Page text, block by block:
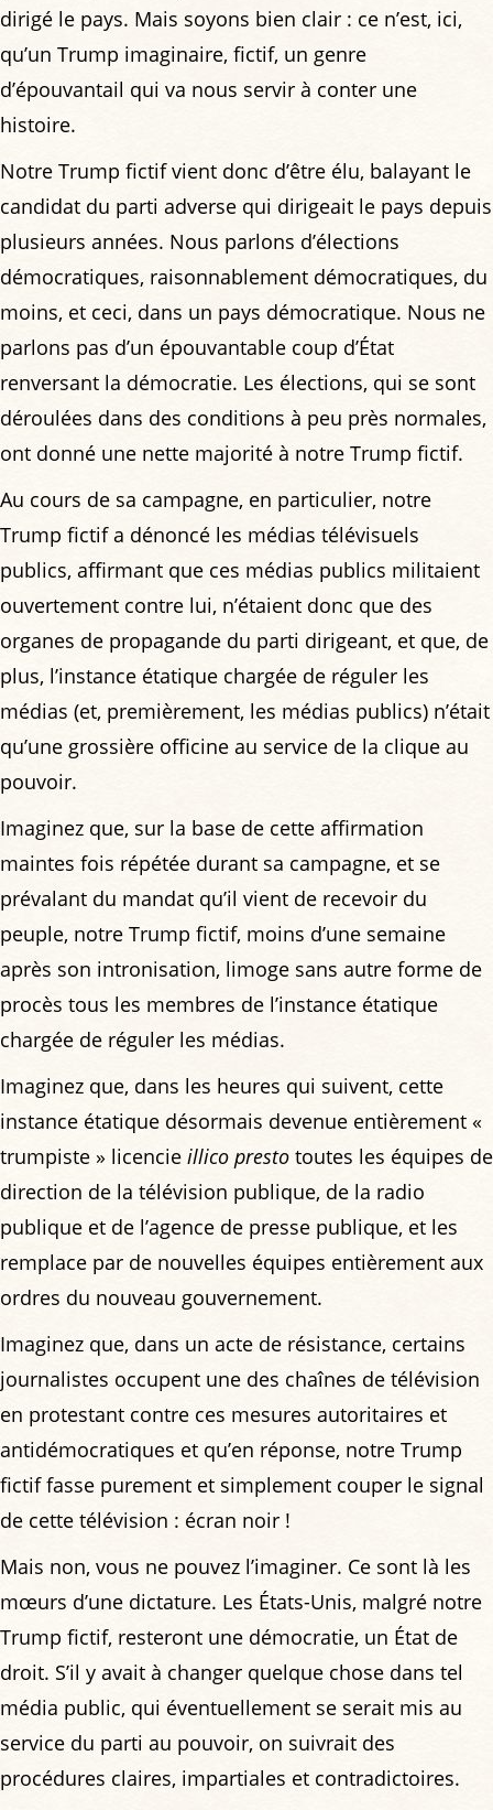
dirigé le pays. Mais soyons bien clair : ce n’est, ici,
qu’un Trump imaginaire, fictif, un genre
d’épouvantail qui va nous servir à conter une
histoire.
Notre Trump fictif vient donc d’être élu, balayant le
candidat du parti adverse qui dirigeait le pays depuis
plusieurs années. Nous parlons d’élections
démocratiques, raisonnablement démocratiques, du
moins, et ceci, dans un pays démocratique. Nous ne
parlons pas d’un épouvantable coup d’État
renversant la démocratie. Les élections, qui se sont
déroulées dans des conditions à peu près normales,
ont donné une nette majorité à notre Trump fictif.
Au cours de sa campagne, en particulier, notre
Trump fictif a dénoncé les médias télévisuels
publics, affirmant que ces médias publics militaient
ouvertement contre lui, n’étaient donc que des
organes de propagande du parti dirigeant, et que, de
plus, l’instance étatique chargée de réguler les
médias (et, premièrement, les médias publics) n’était
qu’une grossière officine au service de la clique au
pouvoir.
Imaginez que, sur la base de cette affirmation
maintes fois répétée durant sa campagne, et se
prévalant du mandat qu’il vient de recevoir du
peuple, notre Trump fictif, moins d’une semaine
après son intronisation, limoge sans autre forme de
procès tous les membres de l’instance étatique
chargée de réguler les médias.
Imaginez que, dans les heures qui suivent, cette
instance étatique désormais devenue entièrement «
trumpiste » licencie illico presto toutes les équipes de
direction de la télévision publique, de la radio
publique et de l’agence de presse publique, et les
remplace par de nouvelles équipes entièrement aux
ordres du nouveau gouvernement.
Imaginez que, dans un acte de résistance, certains
journalistes occupent une des chaînes de télévision
en protestant contre ces mesures autoritaires et
antidémocratiques et qu’en réponse, notre Trump
fictif fasse purement et simplement couper le signal
de cette télévision : écran noir !
Mais non, vous ne pouvez l’imaginer. Ce sont là les
mœurs d’une dictature. Les États-Unis, malgré notre
Trump fictif, resteront une démocratie, un État de
droit. S’il y avait à changer quelque chose dans tel
média public, qui éventuellement se serait mis au
service du parti au pouvoir, on suivrait des
procédures claires, impartiales et contradictoires.